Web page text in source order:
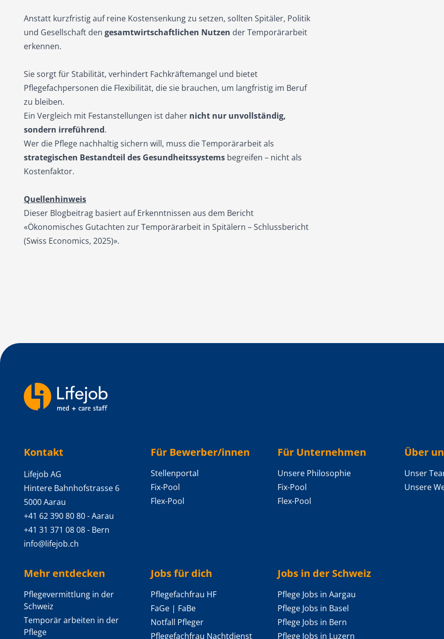
Anstatt kurzfristig auf reine Kostensenkung zu setzen, sollten Spitäler, Politik
und Gesellschaft den gesamtwirtschaftlichen Nutzen der Temporärarbeit
erkennen.
Sie sorgt für Stabilität, verhindert Fachkräftemangel und bietet
Pflegefachpersonen die Flexibilität, die sie brauchen, um langfristig im Beruf
zu bleiben.
Ein Vergleich mit Festanstellungen ist daher nicht nur unvollständig,
sondern irreführend.
Wer die Pflege nachhaltig sichern will, muss die Temporärarbeit als
strategischen Bestandteil des Gesundheitssystems begreifen – nicht als
Kostenfaktor.
Quellenhinweis
Dieser Blogbeitrag basiert auf Erkenntnissen aus dem Bericht
«Ökonomisches Gutachten zur Temporärarbeit in Spitälern – Schlussbericht
(Swiss Economics, 2025)».
Kontakt
Lifejob AG
Hintere Bahnhofstrasse 6
5000 Aarau
+41 62 390 80 80- Aarau
+41 31 371 08 08- Bern
info@lifejob.ch
Für Bewerber/innen
Stellenportal
Fix-Pool
Flex-Pool
Für Unternehmen
Unsere Philosophie
Fix-Pool
Flex-Pool
Über
Unser
Unsere
Mehr entdecken
Pflegevermittlung in der
Schweiz
Temporär arbeiten in der
Pflege
Jobs für dich
Pflegefachfrau HF
FaGe | FaBe
Notfall Pfleger
Pflegefachfrau Nachtdienst
Jobs in der Schweiz
Pflege Jobs in Aargau
Pflege Jobs in Basel
Pflege Jobs in Bern
Pflege Jobs in Luzern
Backlinks